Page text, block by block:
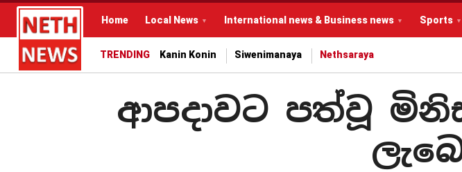
Home Local News International news & Business news Sports
TRENDING Kanin Konin Siwenimanaya Nethsaraya
ආපදාවට පත්වූ